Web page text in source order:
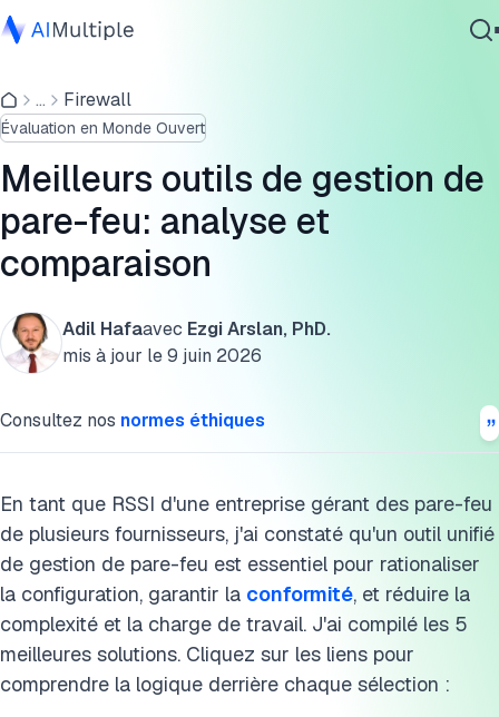
IA agentique
cybersécurité
Données
Logiciel d'entreprise
Services
Contactez-nous
... Firewall
Évaluation en Monde Ouvert
Meilleurs outils de gestion de
pare-feu: analyse et
comparaison
Adil Hafaavec Ezgi Arslan, PhD.
mis à jour le9 juin 2026
Consultez nos normes éthiques
En tant que RSSI d'une entreprise gérant des pare-feu
de plusieurs fournisseurs, j'ai constaté qu'un outil unifié
de gestion de pare-feu est essentiel pour rationaliser
la configuration, garantir la conformité, et réduire la
complexité et la charge de travail. J'ai compilé les 5
meilleures solutions. Cliquez sur les liens pour
comprendre la logique derrière chaque sélection :
Analyse des 5 meilleurs outils de gestion de pare-feu
Liste des fonctionnalités communes
Critères clés pour choisir le bon outil
Services de gestion de pare-feu natifs
FAQ
Logiciels de sécurité importants à combiner avec les outils
Pour en savoir plus
Citer cette recherche